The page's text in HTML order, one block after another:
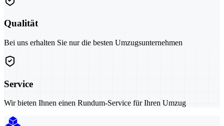
Qualität
Bei uns erhalten Sie nur die besten Umzugsunternehmen
Service
Wir bieten Ihnen einen Rundum-Service für Ihren Umzug